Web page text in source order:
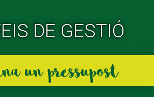
DE GESTIÓ
un pressupost